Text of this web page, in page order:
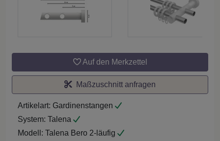
Auf den Merkzettel
Maßzuschnitt anfragen
Artikelart: Gardinenstangen
System: Talena
Modell: Talena Bero 2-läufig